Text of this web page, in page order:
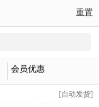
重置
会员优惠
[自动发货]